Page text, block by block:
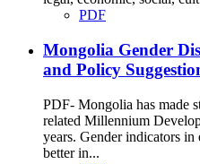
PDF
Mongolia Gender
and Policy
PDF- Mongolia has made
related Millennium
years. Gender indicators in
better in...